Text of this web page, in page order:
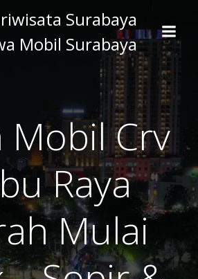
to
content
Surabaya
Mobil Surabaya
Mobil Crv
Raya
Mulai